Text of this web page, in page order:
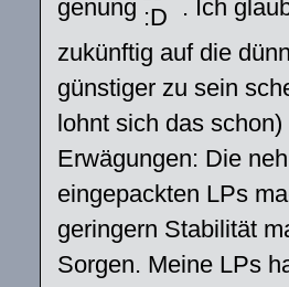
genung
. Ich
zukünftig auf die
günstiger zu sein
lohnt sich das
Erwägungen: Die
eingepackten LPs
geringern Stabilität
Sorgen. Meine LPs